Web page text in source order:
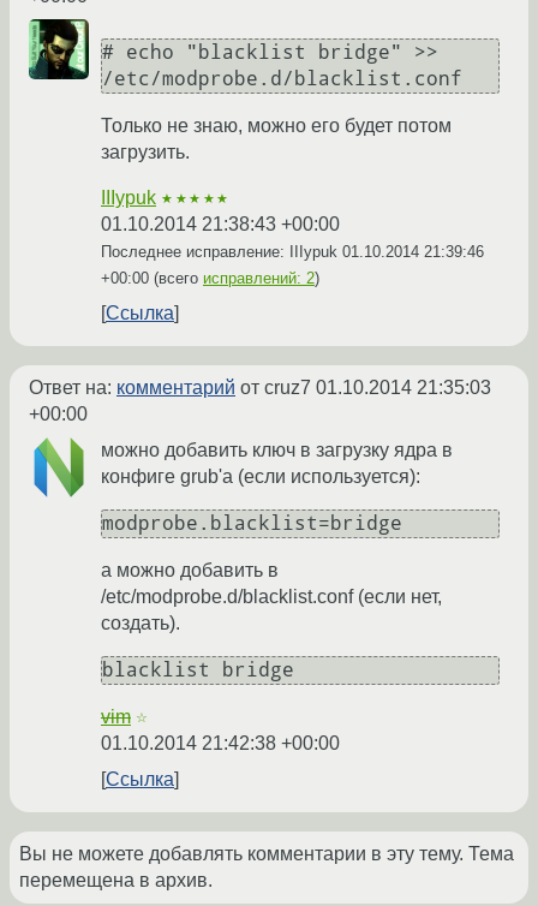
# echo "blacklist bridge" >>
/etc/modprobe.d/blacklist.conf
Только не знаю, можно его будет потом
загрузить.
IIIypuk ★★★★★
01.10.2014 21:38:43 +00:00
Последнее исправление: IIIypuk 01.10.2014 21:39:46
+00:00 (всего исправлений: 2)
Ссылка
Ответ на: комментарий от cruz7 01.10.2014 21:35:03
+00:00
можно добавить ключ в загрузку ядра в
конфиге grub'а (если используется):
а можно добавить в
/etc/modprobe.d/blacklist.conf (если нет,
создать).
vim ☆
01.10.2014 21:42:38 +00:00
Ссылка
Вы не можете добавлять комментарии в эту тему. Тема
перемещена в архив.